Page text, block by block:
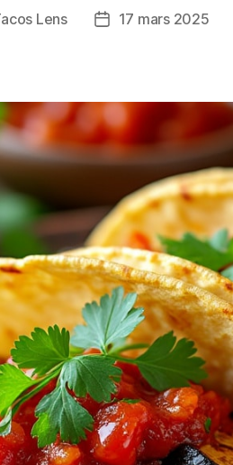
Lens
Date17 mars 2025